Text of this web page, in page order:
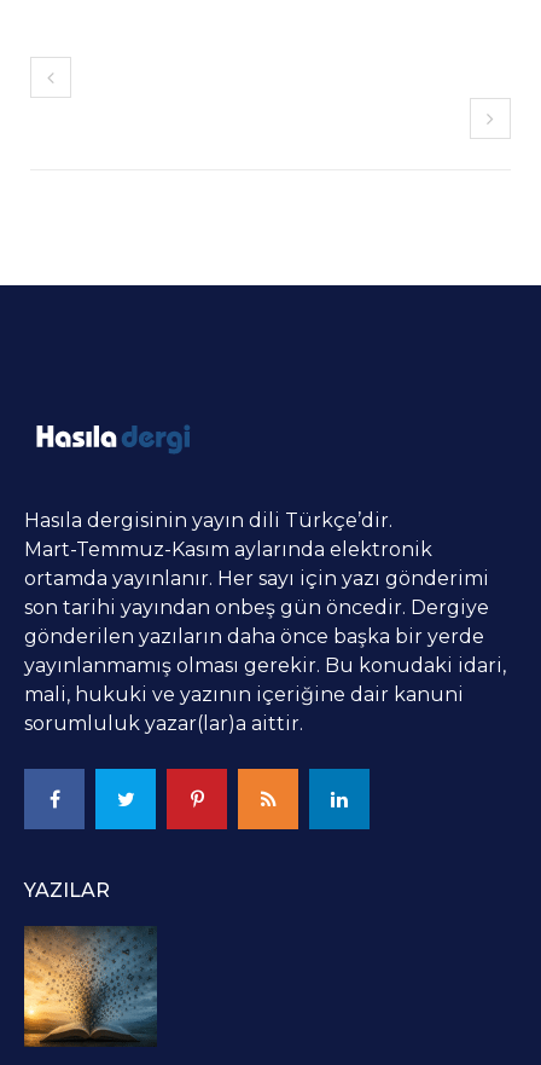
Hasıla dergisinin yayın dili Türkçe’dir.
Mart-Temmuz-Kasım aylarında elektronik
ortamda yayınlanır. Her sayı için yazı gönderimi
son tarihi yayından onbeş gün öncedir. Dergiye
gönderilen yazıların daha önce başka bir yerde
yayınlanmamış olması gerekir. Bu konudaki idari,
mali, hukuki ve yazının içeriğine dair kanuni
sorumluluk yazar(lar)a aittir.
YAZILAR